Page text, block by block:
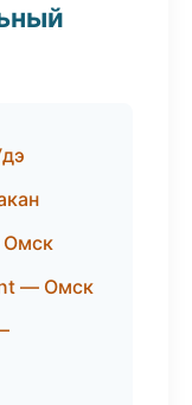
Омск
— Омск